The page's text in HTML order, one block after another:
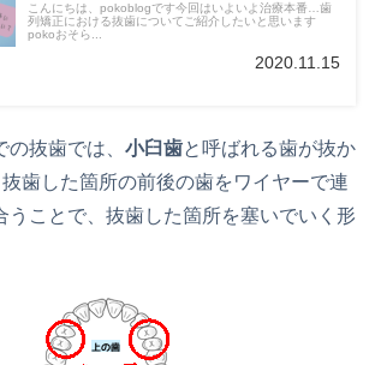
こんにちは、pokoblogです今回はいよいよ治療本番…歯
列矯正における抜歯についてご紹介したいと思います
pokoおそら...
2020.11.15
抜歯では、 小臼歯と呼ばれる歯が抜か
歯した箇所の前後の歯をワイヤーで連
うことで、抜歯した箇所を塞いでいく形